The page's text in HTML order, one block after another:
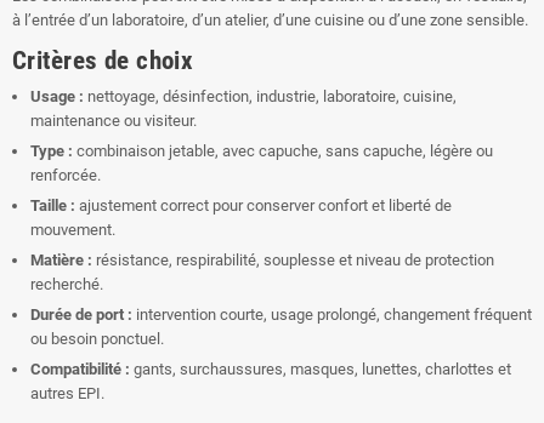
à l’entrée d’un laboratoire, d’un atelier, d’une cuisine ou d’une zone sensible.
Critères de choix
Usage : nettoyage, désinfection, industrie, laboratoire, cuisine,
maintenance ou visiteur.
Type : combinaison jetable, avec capuche, sans capuche, légère ou
renforcée.
Taille : ajustement correct pour conserver confort et liberté de
mouvement.
Matière : résistance, respirabilité, souplesse et niveau de protection
recherché.
Durée de port : intervention courte, usage prolongé, changement fréquent
ou besoin ponctuel.
Compatibilité : gants, surchaussures, masques, lunettes, charlottes et
autres EPI.